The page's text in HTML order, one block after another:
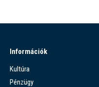
Információk
Kultúra
Pénzügy